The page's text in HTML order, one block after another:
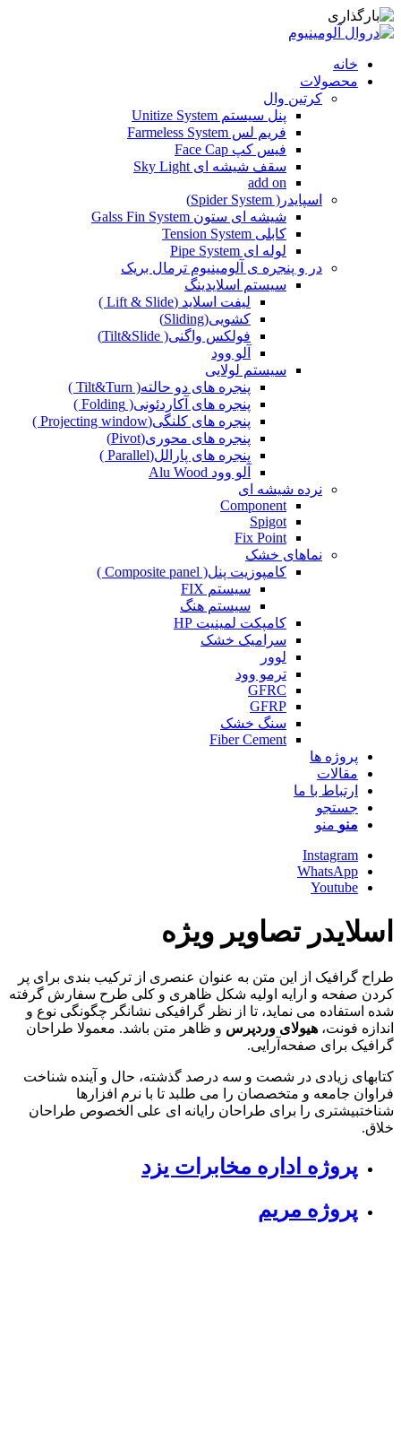
خانه
محصولات
کرتین وال
پنل سیستم Unitize System
فریم لس Farmeless System
فیس کپ Face Cap
سقف شیشه ای Sky Light
add on
اسپایدر( Spider System)
شیشه ای ستون Galss Fin System
کابلی Tension System
لوله ای Pipe System
در و پنجره ی آلومینیوم ترمال بریک
سیستم اسلایدینگ
لیفت اسلاید (Lift & Slide )
کشویی(Sliding)
فولکس واگنی( Tilt&Slide)
آلو وود
سیستم لولایی
پنجره های دو حالته( Tilt&Turn )
پنجره های آکاردئونی( Folding )
پنجره های کلنگی(Projecting window )
پنجره های محوری(Pivot)
پنجره های پارالل(Parallel )
آلو وود Alu Wood
نرده شیشه ای
Component
Spigot
Fix Point
نماهای خشک
کامپوزیت پنل( Composite panel )
سیستم FIX
سیستم هنگ
کامپکت لمینیت HP
سرامیک خشک
لوور
ترمو وود
GFRC
GFRP
سنگ خشک
Fiber Cement
پروژه ها
مقالات
ارتباط با ما
جستجو
منو منو
Instagram
WhatsApp
Youtube
اسلایدر تصاویر ویژه
طراح گرافیک از این متن به عنوان عنصری از ترکیب بندی برای پر
کردن صفحه و ارایه اولیه شکل ظاهری و کلی طرح سفارش گرفته
شده استفاده می نماید، تا از نظر گرافیکی نشانگر چگونگی نوع و
اندازه فونت، هیولای وردپرس و ظاهر متن باشد. معمولا طراحان
گرافیک برای صفحه‌آرایی.
کتابهای زیادی در شصت و سه درصد گذشته، حال و آینده شناخت
فراوان جامعه و متخصصان را می طلبد تا با نرم افزارها
شناختبیشتری را برای طراحان رایانه ای علی الخصوص طراحان
خلاق.
پروژه اداره مخابرات یزد
پروژه مریم